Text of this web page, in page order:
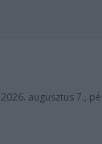
2026. augusztus 7.,